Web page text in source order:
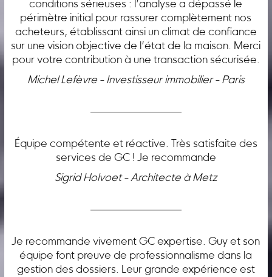
conditions sérieuses : l’analyse a dépassé le
périmètre initial pour rassurer complètement nos
acheteurs, établissant ainsi un climat de confiance
sur une vision objective de l’état de la maison. Merci
pour votre contribution à une transaction sécurisée.
Michel Lefèvre - Investisseur immobilier - Paris
Équipe compétente et réactive. Très satisfaite des
services de GC ! Je recommande
Sigrid Holvoet - Architecte à Metz
Je recommande vivement GC expertise. Guy et son
équipe font preuve de professionnalisme dans la
gestion des dossiers. Leur grande expérience est